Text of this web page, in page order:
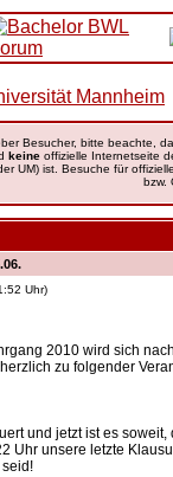
Besucher, bitte beachte,
keine offizielle Internetseite
UM) ist. Besuche für
bzw.
Uhr)
2010 wird sich
zu folgender
und jetzt ist es
Uhr unsere letzte